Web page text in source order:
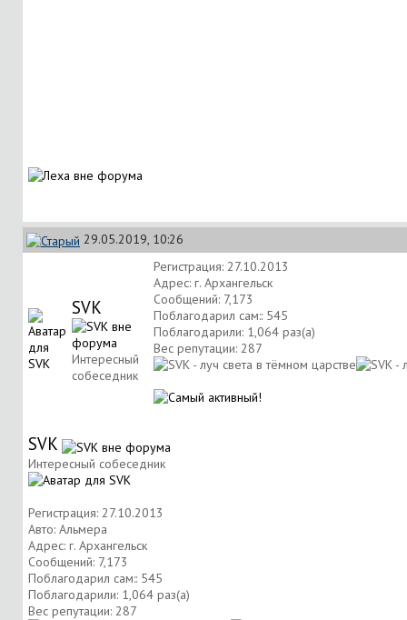
29.05.2019, 10:26
SVK
Интересный
собеседник
Регистрация: 27.10.2013
Адрес: г. Архангельск
Сообщений: 7,173
Поблагодарил сам:: 545
Поблагодарили: 1,064 раз(а)
Вес репутации: 287
SVK
Интересный собеседник
Регистрация: 27.10.2013
Авто: Альмера
Адрес: г. Архангельск
Сообщений: 7,173
Поблагодарил сам:: 545
Поблагодарили: 1,064 раз(а)
Вес репутации: 287